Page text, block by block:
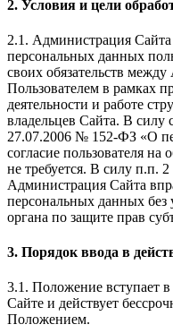
2. Условия и цели
2.1. Администрация Сайта
персональных данных
своих обязательств
Пользователем в рамках
деятельности и работе
владельцев Сайта. В силу
27.07.2006 № 152-ФЗ «О
согласие пользователя
не требуется. В силу п.п. 2
Администрация Сайта
персональных данных
органа по защите прав
3. Порядок ввода в
3.1. Положение вступает
Сайте и действует
Положением.